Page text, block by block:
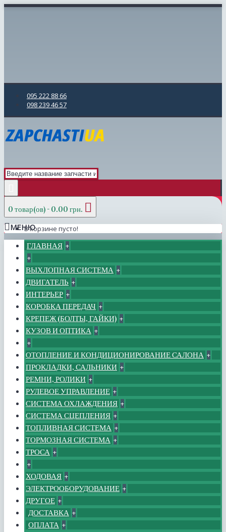
095 222 88 66
098 239 46 57
0 товар(ов) - 0.00 грн.
В корзине пусто!
МЕНЮ
ГЛАВНАЯ +
+
ВЫХЛОПНАЯ СИСТЕМА +
ДВИГАТЕЛЬ +
ИНТЕРЬЕР +
КОРОБКА ПЕРЕДАЧ +
КРЕПЕЖ (БОЛТЫ, ГАЙКИ) +
КУЗОВ И ОПТИКА +
+
ОТОПЛЕНИЕ И КОНДИЦИОНИРОВАНИЕ САЛОНА +
ПРОКЛАДКИ, САЛЬНИКИ +
РЕМНИ, РОЛИКИ +
РУЛЕВОЕ УПРАВЛЕНИЕ +
СИСТЕМА ОХЛАЖДЕНИЯ +
СИСТЕМА СЦЕПЛЕНИЯ +
ТОПЛИВНАЯ СИСТЕМА +
ТОРМОЗНАЯ СИСТЕМА +
ТРОСА +
+
ХОДОВАЯ +
ЭЛЕКТРООБОРУДОВАНИЕ +
ДРУГОЕ +
ДОСТАВКА +
ОПЛАТА +